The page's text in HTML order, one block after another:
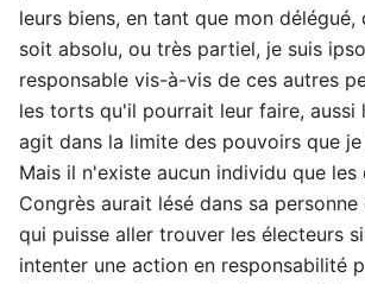
leurs biens, en tant que mon
soit absolu, ou très partiel, je suis
responsable vis-à-vis de ces autres
les torts qu'il pourrait leur faire, aussi
agit dans la limite des pouvoirs que
Mais il n'existe aucun individu que les
Congrès aurait lésé dans sa
qui puisse aller trouver les électeurs
intenter une action en responsabilité